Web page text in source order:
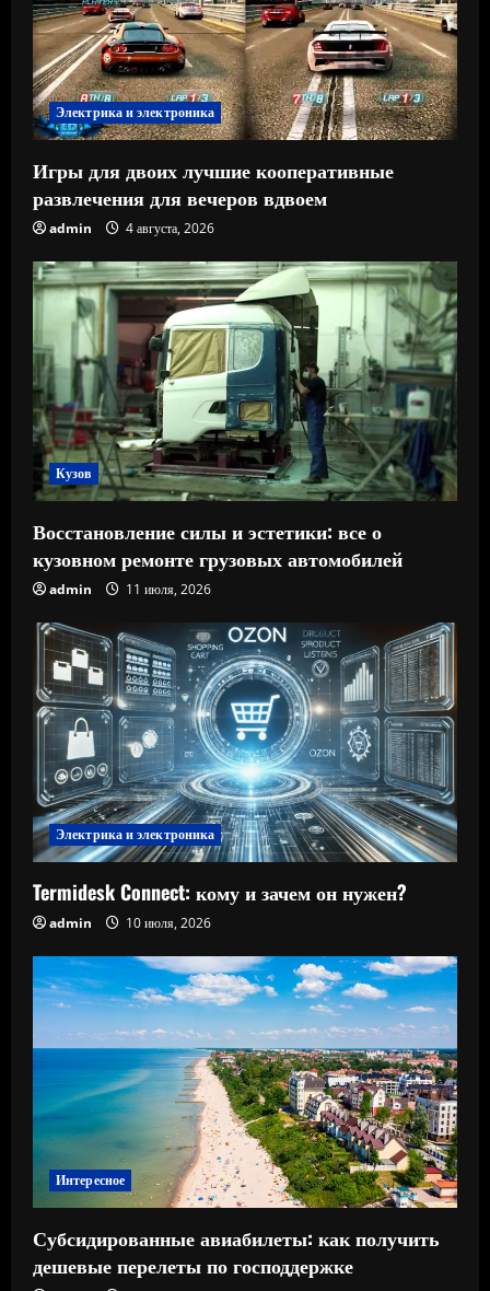
Электрика и электроника
Игры для двоих лучшие кооперативные
развлечения для вечеров вдвоем
admin 4 августа, 2026
Кузов
Восстановление силы и эстетики: все о
кузовном ремонте грузовых автомобилей
admin 11 июля, 2026
Электрика и электроника
Termidesk Connect: кому и зачем он нужен?
admin 10 июля, 2026
Интересное
Субсидированные авиабилеты: как получить
дешевые перелеты по господдержке